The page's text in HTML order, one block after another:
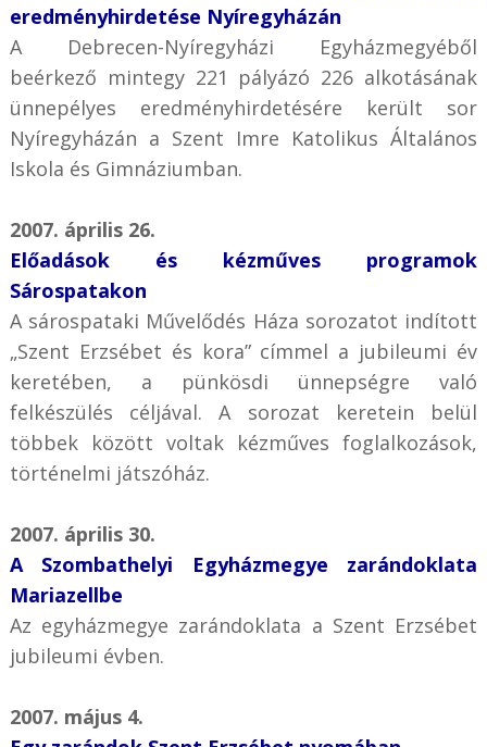
eredményhirdetése Nyíregyházán
A Debrecen-Nyíregyházi Egyházmegyéből
beérkező mintegy 221 pályázó 226 alkotásának
ünnepélyes eredményhirdetésére került sor
Nyíregyházán a Szent Imre Katolikus Általános
Iskola és Gimnáziumban.
2007. április 26.
Előadások és kézműves programok
Sárospatakon
A sárospataki Művelődés Háza sorozatot indított
„Szent Erzsébet és kora” címmel a jubileumi év
keretében, a pünkösdi ünnepségre való
felkészülés céljával. A sorozat keretein belül
többek között voltak kézműves foglalkozások,
történelmi játszóház.
2007. április 30.
A Szombathelyi Egyházmegye zarándoklata
Mariazellbe
Az egyházmegye zarándoklata a Szent Erzsébet
jubileumi évben.
2007. május 4.